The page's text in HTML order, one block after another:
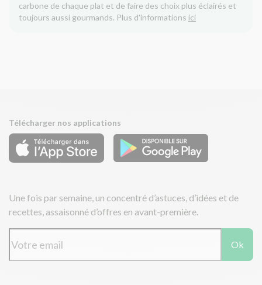
carbone de chaque plat et de faire des choix plus éclairés et
toujours aussi gourmands. Plus d'informations ici
Télécharger nos applications
Une fois par semaine, un concentré d’astuces, d’idées et de
recettes, assaisonné d’offres en avant-première.
Ok